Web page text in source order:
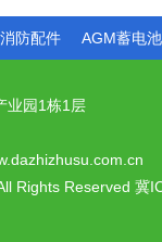
消防配件 AGM蓄电
业园1栋1层
Rights Reserved 冀